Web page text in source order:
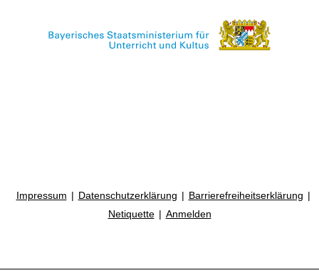
Impressum Datenschutzerklärung
Barrierefreiheitserklärung
Netiquette
Anmelden